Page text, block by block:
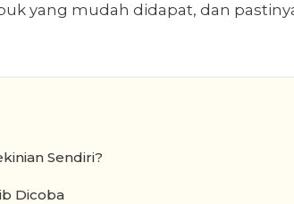
yang mudah didapat, dan
Sendiri?
Dicoba